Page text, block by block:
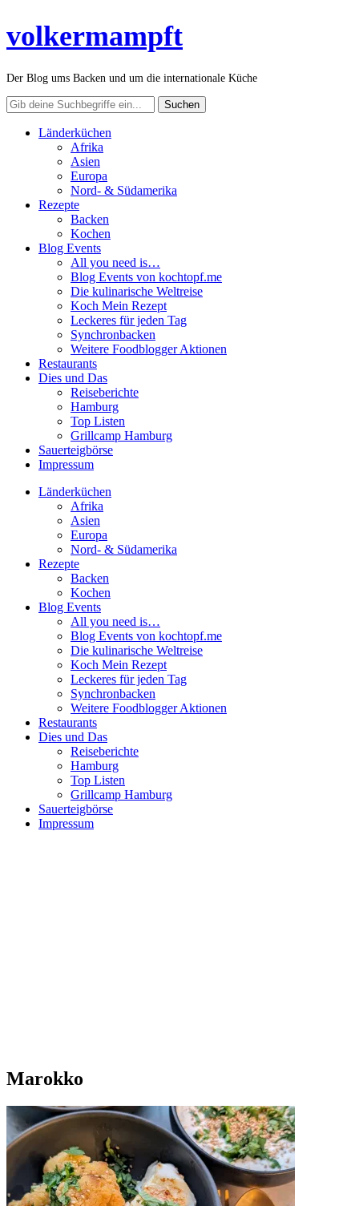
volkermampft
Der Blog ums Backen und um die internationale Küche
Länderküchen
Afrika
Asien
Europa
Nord- & Südamerika
Rezepte
Backen
Kochen
Blog Events
All you need is…
Blog Events von kochtopf.me
Die kulinarische Weltreise
Koch Mein Rezept
Leckeres für jeden Tag
Synchronbacken
Weitere Foodblogger Aktionen
Restaurants
Dies und Das
Reiseberichte
Hamburg
Top Listen
Grillcamp Hamburg
Sauerteigbörse
Impressum
Länderküchen
Afrika
Asien
Europa
Nord- & Südamerika
Rezepte
Backen
Kochen
Blog Events
All you need is…
Blog Events von kochtopf.me
Die kulinarische Weltreise
Koch Mein Rezept
Leckeres für jeden Tag
Synchronbacken
Weitere Foodblogger Aktionen
Restaurants
Dies und Das
Reiseberichte
Hamburg
Top Listen
Grillcamp Hamburg
Sauerteigbörse
Impressum
Marokko